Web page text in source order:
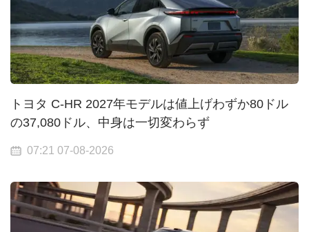
トヨタ C-HR 2027年モデルは値上げわずか80ドル
の37,080ドル、中身は一切変わらず
07:21 07-08-2026